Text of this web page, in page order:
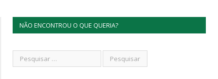
NÃO ENCONTROU O QUE QUERIA?